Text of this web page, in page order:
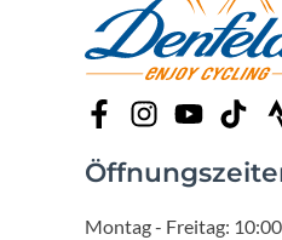
Montag - Freitag: